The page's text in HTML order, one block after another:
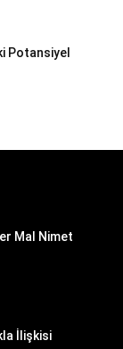
Potansiyel
Mal Nimet
İlişkisi